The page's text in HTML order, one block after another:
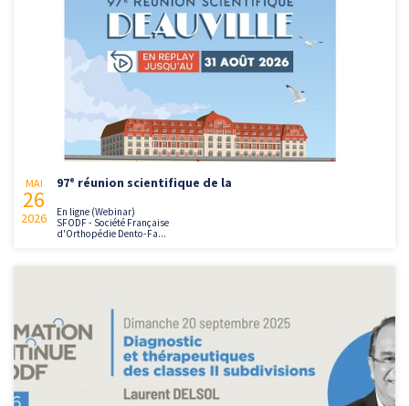
MAI
26
2026
97ᵉ réunion scientifique de la
En ligne (Webinar)
SFODF - Société Française
d'Orthopédie Dento-Fa...